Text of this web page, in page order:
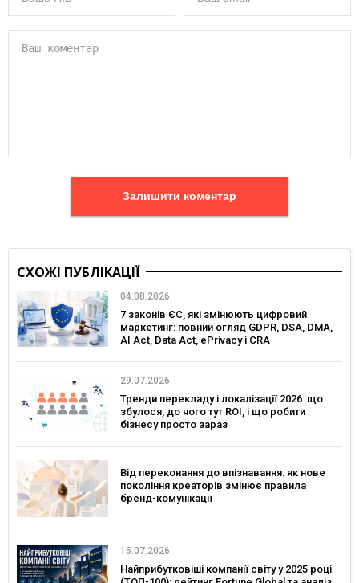
Залишити коментар
СХОЖІ ПУБЛІКАЦІЇ
04.08.2026
7 законів ЄС, які змінюють цифровий
маркетинг: повний огляд GDPR, DSA, DMA,
AI Act, Data Act, ePrivacy і CRA
29.07.2026
Тренди перекладу і локалізації 2026: що
збулося, до чого тут ROI, і що робити
бізнесу просто зараз
Від переконання до впізнавання: як нове
покоління креаторів змінює правила
бренд-комунікації
15.07.2026
Найприбутковіші компанії світу у 2025 році